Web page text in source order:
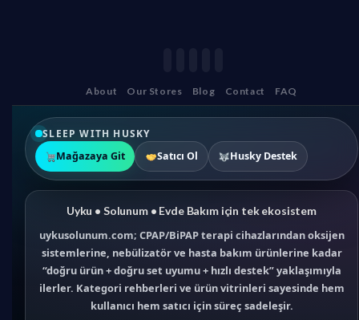
About Our Stores Blog Contact FAQ
SLEEP WITH HUSKY
Mağazaya Git
Satıcı Ol Husky Destek
Uyku • Solunum • Evde Bakım için tek ekosistem
uykusolunum.com; CPAP/BiPAP terapi cihazlarından oksijen
sistemlerine, nebülizatör ve hasta bakım ürünlerine kadar
“doğru ürün + doğru set uyumu + hızlı destek” yaklaşımıyla
ilerler. Kategori rehberleri ve ürün vitrinleri sayesinde hem
kullanıcı hem satıcı için süreç sadeleşir.